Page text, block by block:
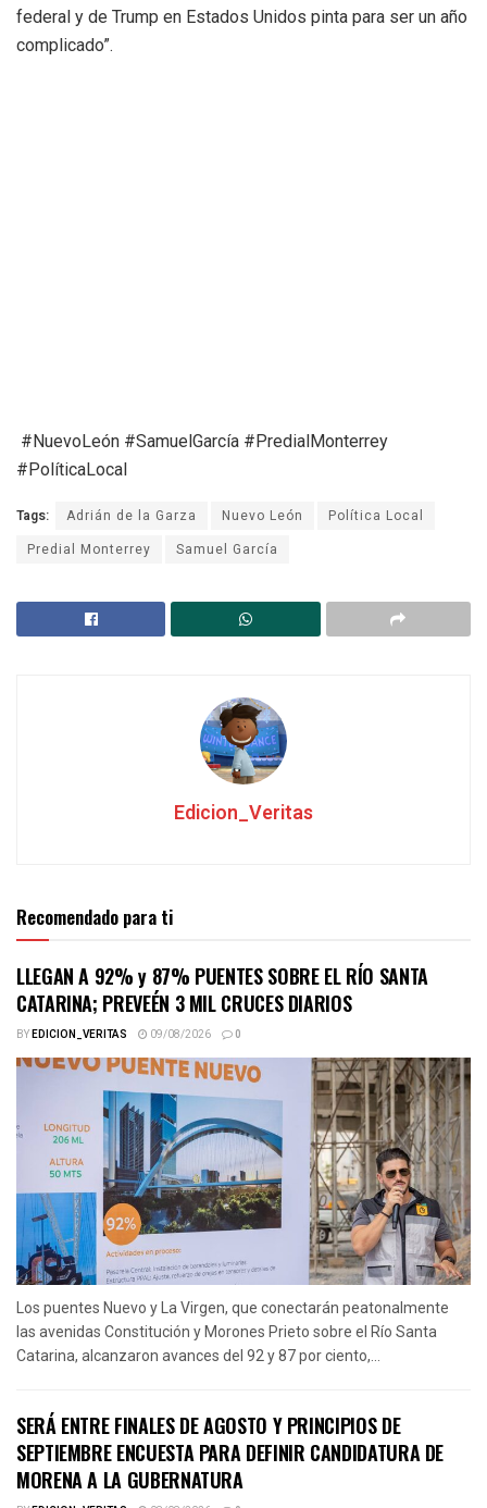
federal y de Trump en Estados Unidos pinta para ser un año
complicado”.
#NuevoLeón #SamuelGarcía #PredialMonterrey
#PolíticaLocal
Tags: Adrián de la Garza Nuevo León
Política Local
Predial Monterrey
Samuel García
Edicion_Veritas
Recomendado para ti
LLEGAN A 92% y 87% PUENTES SOBRE EL RÍO SANTA
CATARINA; PREVEÉN 3 MIL CRUCES DIARIOS
BYEDICION_VERITAS 09/08/2026 0
Los puentes Nuevo y La Virgen, que conectarán peatonalmente
las avenidas Constitución y Morones Prieto sobre el Río Santa
Catarina, alcanzaron avances del 92 y 87 por ciento,...
SERÁ ENTRE FINALES DE AGOSTO Y PRINCIPIOS DE
SEPTIEMBRE ENCUESTA PARA DEFINIR CANDIDATURA DE
MORENA A LA GUBERNATURA